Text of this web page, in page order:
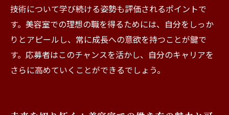
技術について学び続ける姿勢も評価されるポイントで
す。美容室での理想の職を得るためには、自分をしっか
りとアピールし、常に成長への意欲を持つことが鍵で
す。応募者はこのチャンスを活かし、自分のキャリアを
さらに高めていくことができるでしょう。